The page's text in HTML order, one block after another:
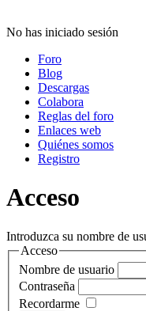
No has iniciado sesión
Foro
Blog
Descargas
Colabora
Reglas del foro
Enlaces web
Quiénes somos
Registro
Acceso
Introduzca su nombre de
Acceso
Nombre de usuario
Contraseña
Recordarme